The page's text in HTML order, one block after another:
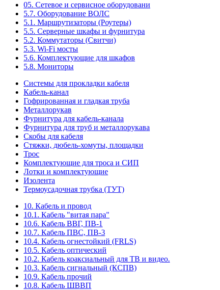
05. Сетевое и сервисное оборудовани
5.7. Оборудование ВОЛС
5.1. Маршрутизаторы (Роутеры)
5.5. Серверные шкафы и фурнитура
5.2. Коммутаторы (Свитчи)
5.3. Wi-Fi мосты
5.6. Комплектующие для шкафов
5.8. Мониторы
Системы для прокладки кабеля
Кабель-канал
Гофрированная и гладкая труба
Металлорукав
Фурнитура для кабель-канала
Фурнитура для труб и металлорукава
Скобы для кабеля
Стяжки, дюбель-хомуты, площадки
Трос
Комплектующие для троса и СИП
Лотки и комплектующие
Изолента
Термоусадочная трубка (ТУТ)
10. Кабель и провод
10.1. Кабель "витая пара"
10.6. Кабель ВВГ, ПВ-1
10.7. Кабель ПВС, ПВ-3
10.4. Кабель огнестойкий (FRLS)
10.5. Кабель оптический
10.2. Кабель коаксиальный для ТВ и видео.
10.3. Кабель сигнальный (КСПВ)
10.9. Кабель прочий
10.8. Кабель ШВВП